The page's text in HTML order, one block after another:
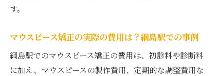
す。
マウスピース矯正の実際の費用は？綱島駅での事例
綱島駅でのマウスピース矯正の費用は、初診料や診断料
に加え、マウスピースの製作費用、定期的な調整費用な